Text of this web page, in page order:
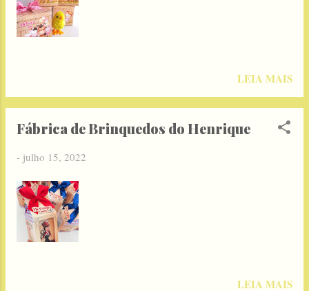
LEIA MAIS
Fábrica de Brinquedos do Henrique
- julho 15, 2022
LEIA MAIS